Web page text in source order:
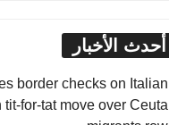
أحدث الأخبار
border checks on Italian
tit-for-tat move over Ceuta